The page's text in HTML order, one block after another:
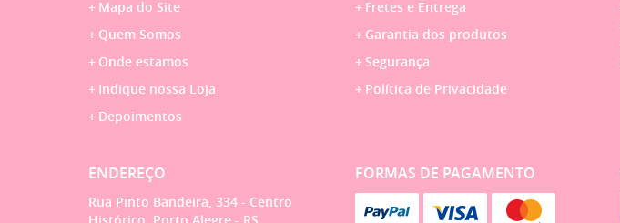
Mapa do Site
Quem Somos
Onde estamos
Indique nossa Loja
Depoimentos
Fretes e Entrega
Garantia dos produtos
Segurança
Política de Privacidade
ENDEREÇO
Rua Pinto Bandeira, 334 - Centro
FORMAS DE PAGAMENTO